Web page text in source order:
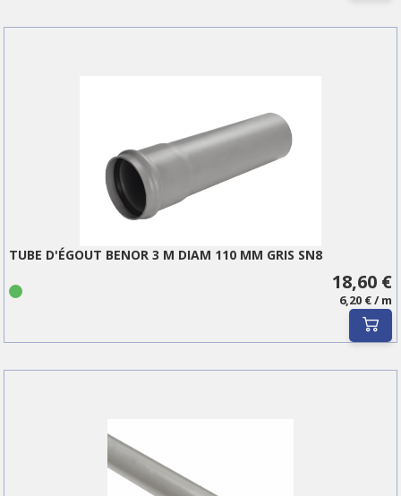
TUBE D'ÉGOUT BENOR 3 M DIAM 110 MM GRIS SN8
18,60 €
6,20 € / m